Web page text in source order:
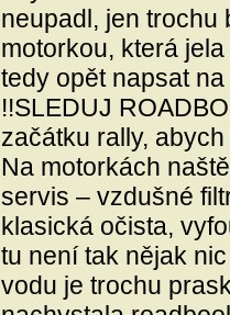
neupadl, jen trochu
motorkou, která
tedy opět napsat
!!SLEDUJ
začátku rally,
Na motorkách
servis – vzdušné
klasická očista,
tu není tak nějak
vodu je trochu